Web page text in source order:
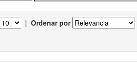
| Ordenar por